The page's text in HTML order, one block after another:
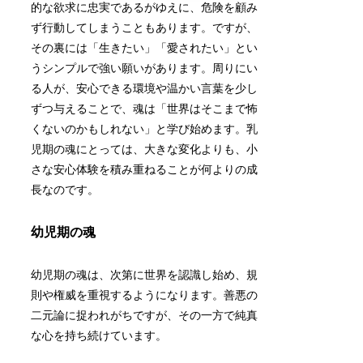
的な欲求に忠実であるがゆえに、危険を顧み
ず行動してしまうこともあります。ですが、
その裏には「生きたい」「愛されたい」とい
うシンプルで強い願いがあります。周りにい
る人が、安心できる環境や温かい言葉を少し
ずつ与えることで、魂は「世界はそこまで怖
くないのかもしれない」と学び始めます。乳
児期の魂にとっては、大きな変化よりも、小
さな安心体験を積み重ねることが何よりの成
長なのです。
幼児期の魂
幼児期の魂は、次第に世界を認識し始め、規
則や権威を重視するようになります。善悪の
二元論に捉われがちですが、その一方で純真
な心を持ち続けています。